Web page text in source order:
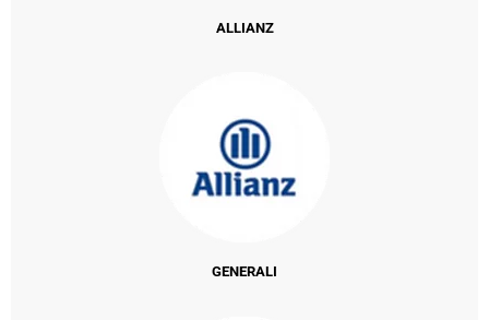
ALLIANZ
GENERALI